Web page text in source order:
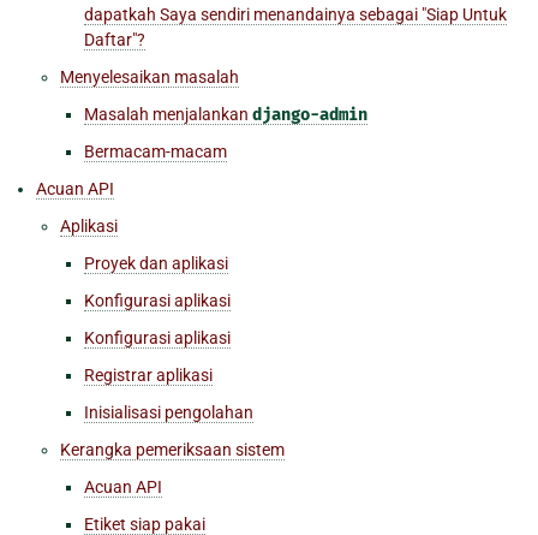
dapatkah Saya sendiri menandainya sebagai "Siap Untuk
Daftar"?
Menyelesaikan masalah
Masalah menjalankan django-admin
Bermacam-macam
Acuan API
Aplikasi
Proyek dan aplikasi
Konfigurasi aplikasi
Konfigurasi aplikasi
Registrar aplikasi
Inisialisasi pengolahan
Kerangka pemeriksaan sistem
Acuan API
Etiket siap pakai